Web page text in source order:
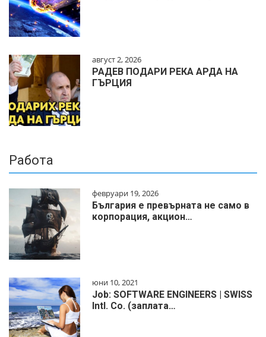
август 2, 2026
РАДЕВ ПОДАРИ РЕКА АРДА НА
ГЪРЦИЯ
Работа
февруари 19, 2026
България е превърната не само в
корпорация, акцион…
юни 10, 2021
Job: SOFTWARE ENGINEERS | SWISS
Intl. Co. (заплата…